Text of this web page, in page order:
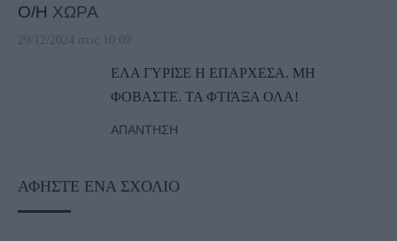
Ο/Η ΧΩΡΑ
29/12/2024 στις 10:09
ΕΛΑ ΓΥΡΙΣΕ Η ΕΠΑΡΧΕΣΑ. ΜΗ
ΦΟΒΑΣΤΕ. ΤΑ ΦΤΙΆΞΑ ΟΛΑ!
ΑΠΆΝΤΗΣΗ
ΑΦΉΣΤΕ ΈΝΑ ΣΧΌΛΙΟ